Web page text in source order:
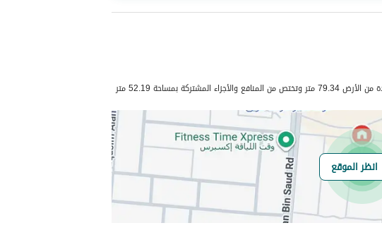
عدد الغرف
4
هل يوجد اي التزام
على العقار ؟
مطابقة لكود البناء
بمساحة 52.19 متر
انظر الموقع